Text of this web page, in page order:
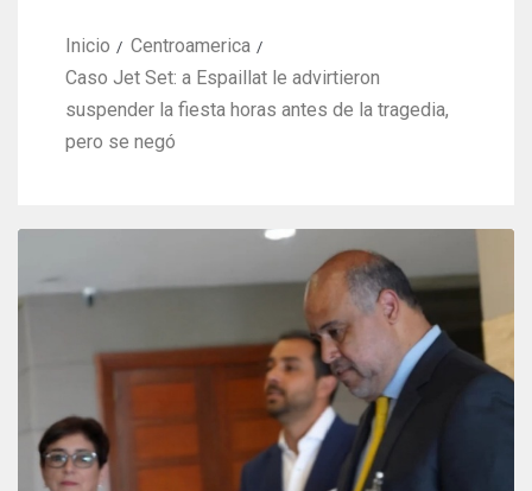
Inicio
Centroamerica
Caso Jet Set: a Espaillat le advirtieron
suspender la fiesta horas antes de la tragedia,
pero se negó